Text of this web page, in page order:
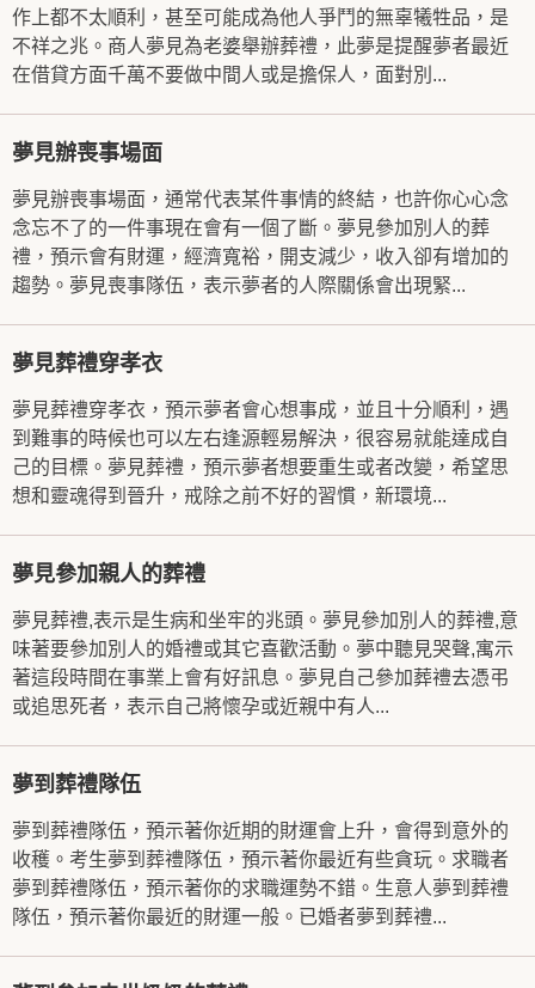
作上都不太順利，甚至可能成為他人爭鬥的無辜犧牲品，是
不祥之兆。商人夢見為老婆舉辦葬禮，此夢是提醒夢者最近
在借貸方面千萬不要做中間人或是擔保人，面對別...
夢見辦喪事場面
夢見辦喪事場面，通常代表某件事情的終結，也許你心心念
念忘不了的一件事現在會有一個了斷。夢見參加別人的葬
禮，預示會有財運，經濟寬裕，開支減少，收入卻有增加的
趨勢。夢見喪事隊伍，表示夢者的人際關係會出現緊...
夢見葬禮穿孝衣
夢見葬禮穿孝衣，預示夢者會心想事成，並且十分順利，遇
到難事的時候也可以左右逢源輕易解決，很容易就能達成自
己的目標。夢見葬禮，預示夢者想要重生或者改變，希望思
想和靈魂得到晉升，戒除之前不好的習慣，新環境...
夢見參加親人的葬禮
夢見葬禮,表示是生病和坐牢的兆頭。夢見參加別人的葬禮,意
味著要參加別人的婚禮或其它喜歡活動。夢中聽見哭聲,寓示
著這段時間在事業上會有好訊息。夢見自己參加葬禮去憑弔
或追思死者，表示自己將懷孕或近親中有人...
夢到葬禮隊伍
夢到葬禮隊伍，預示著你近期的財運會上升，會得到意外的
收穫。考生夢到葬禮隊伍，預示著你最近有些貪玩。求職者
夢到葬禮隊伍，預示著你的求職運勢不錯。生意人夢到葬禮
隊伍，預示著你最近的財運一般。已婚者夢到葬禮...